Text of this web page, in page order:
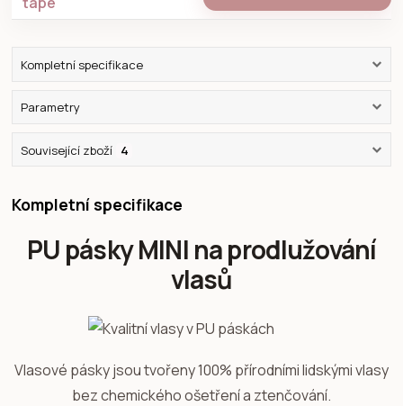
Kompletní specifikace
Parametry
Související zboží 4
Kompletní specifikace
PU pásky MINI na prodlužování
vlasů
Vlasové pásky jsou tvořeny 100% přírodními lidskými vlasy
bez chemického ošetření a ztenčování.